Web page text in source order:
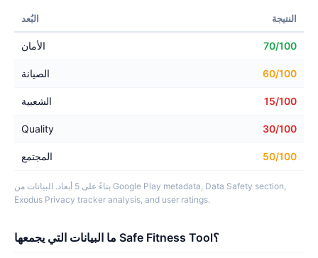
البُعد النتيجة
الأمان 70/100
الصيانة 60/100
الشعبية 15/100
Quality 30/100
المجتمع 50/100
بناءً على 5 أبعاد. البيانات من Google Play metadata, Data Safety section,
Exodus Privacy tracker analysis, and user ratings.
ما البيانات التي يجمعها Safe Fitness Tool؟